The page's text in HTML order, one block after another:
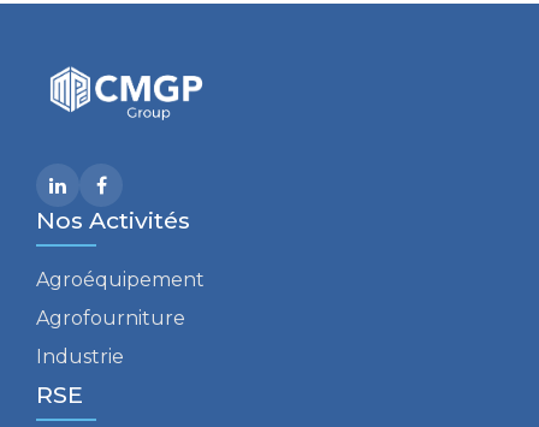
Nos Activités
Agroéquipement
Agrofourniture
Industrie
RSE